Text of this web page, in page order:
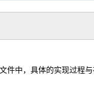
件中，具体的实现过程